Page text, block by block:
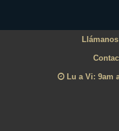
Lu a Vi: 9am